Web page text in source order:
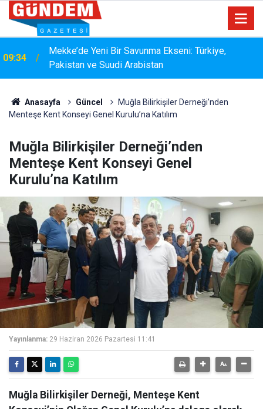
15:33 YANGIN RİSKİNE KARŞI KAPSAMLI TEMİZLİK
Anasayfa Güncel
Muğla Bilirkişiler Derneği’nden
Menteşe Kent Konseyi Genel Kurulu’na Katılım
Muğla Bilirkişiler Derneği’nden
Menteşe Kent Konseyi Genel
Kurulu’na Katılım
Yayınlanma: 29 Haziran 2026 Pazartesi 11:41
Muğla Bilirkişiler Derneği, Menteşe Kent